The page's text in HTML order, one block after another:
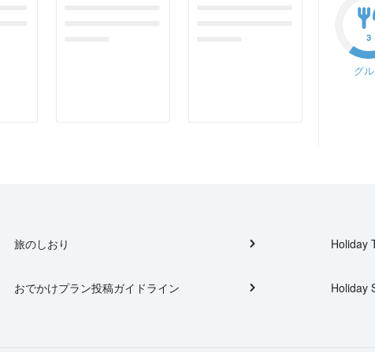
3
グ
旅のしおり
おでかけプラン投稿ガイドライン
Holiday
Holiday